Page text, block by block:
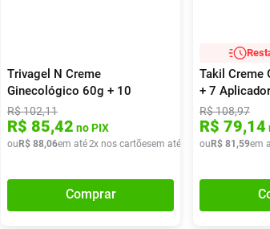
x deR$ 50,97
Trivagel N Creme
Ginecológico 60g + 10
Aplicadores
R$102,11
R$ 85,42 no PIX
ouR$ 88,06em até2x nos cartõesem até x deR$ 44, 03
Comprar
Takil Creme
+ 7
R$108,97
R$ 79,14
ouR$ 81 ,59em